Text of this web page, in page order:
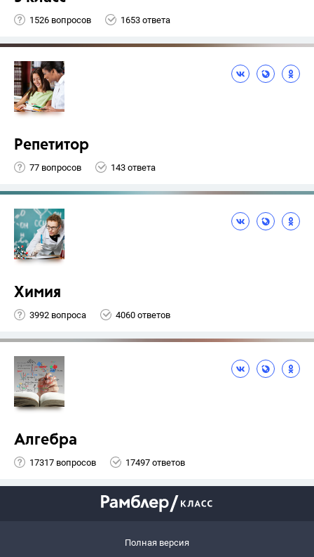
1526 вопросов 1653 ответа
Репетитор
77 вопросов 143 ответа
Химия
3992 вопроса 4060 ответов
Алгебра
17317 вопросов 17497 ответов
Полная версия